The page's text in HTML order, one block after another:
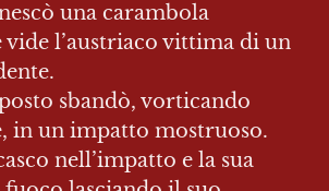
una carambola
l’austriaco vittima di un
sbandò, vorticando
in un impatto mostruoso.
nell’impatto e la sua